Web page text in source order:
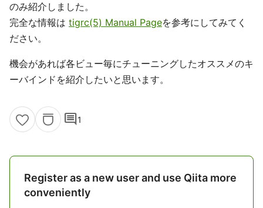
のみ紹介しました。
完全な情報は tigrc(5) Manual Pageを参考にしてみてく
ださい。
機会があれば各ビュー毎にチューニングしたオススメのキ
ーバインドを紹介したいと思います。
comment1
Register as a new user and use Qiita more
conveniently